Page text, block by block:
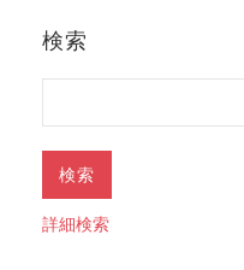
検索
詳細検索